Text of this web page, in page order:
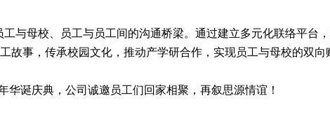
与母校、员工与员工间的沟通桥梁。通过建立多元化联络平台
故事，传承校园文化，推动产学研合作，实现员工与母校的双
诞庆典，公司诚邀员工们回家相聚，再叙思源情谊！